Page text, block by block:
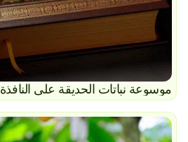
موسوعة نباتات الحديقة على النافذة